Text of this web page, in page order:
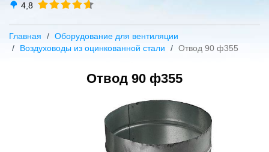
4,8
Главная
Оборудование для вентиляции
Воздуховоды из оцинкованной стали
Отвод 90 ф355
Отвод 90 ф355